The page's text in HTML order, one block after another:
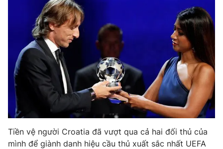
Hậu trường
Nhân vật
Khán giả
Giải sao mai
Điện ảnh
Âm nhạc
Sao
Đời sống
Du lịch
Làm đẹp
Chất lượng cuộc sống
Giáo dục
Tuyển sinh
Học trực tuyến
Công nghệ
Hitech Công nghệ tương lai
Sản phẩm
Thị trường
Giao lưu trực tuyến
Lịch phát sóng
Tiền vệ người Croatia đã vượt qua cả hai đối thủ của
mình để giành danh hiệu cầu thủ xuất sắc nhất UEFA